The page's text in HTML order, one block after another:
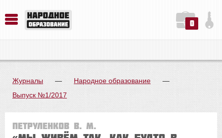
0
Журналы — Народное образование
—
Выпуск №1/2017
Петруленков В. М.